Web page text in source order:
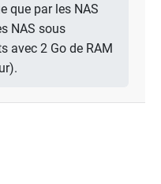
que par les NAS
NAS sous
avec 2 Go de RAM